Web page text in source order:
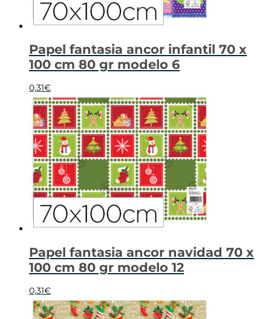
Papel fantasia ancor infantil 70 x
100 cm 80 gr modelo 6
0,31€
Papel fantasia ancor navidad 70 x
100 cm 80 gr modelo 12
0,31€